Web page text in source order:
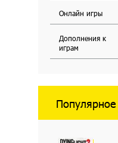
Онлайн игры
Дополнения к
играм
Популярное